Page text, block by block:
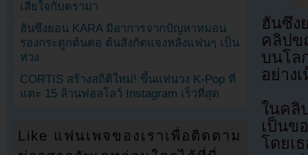
ฮันซึง
คลิปข
บนโล
อย่าง
ในคลิ
เป็นข
โดยเ
เสียใจกับดราม่า
ฮันซึงยอน KARA มีอาการจากปัญหาหมอน
รองกระดูกต้นคอ ต้นสังกัดแจงหลังแฟนๆ เป็น
ห่วง
CORTIS สร้างสถิติใหม่! ขึ้นแท่นวง K-Pop ที่
แตะ 15 ล้านฟอลโลว์ Instagram เร็วที่สุด
Like แฟนเพจของเราเพื่อติดตาม